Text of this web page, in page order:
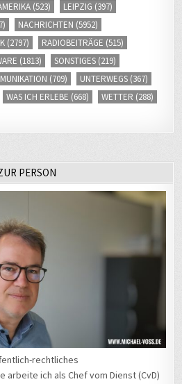
(523) LEIPZIG (397)
NACHRICHTEN (5952)
(2797) RADIOBEITRÄGE (515)
(1813) SONSTIGES (219)
(709) UNTERWEGS (367)
WAS ICH ERLEBE (668) WETTER (288)
PERSON
rechtliches
arbeite ich als Chef vom Dienst (CvD)